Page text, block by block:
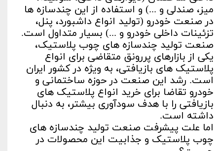
میز، صندلی و ...) و استفاده از این چندسازه ها
در صنعت خودرو (تولید انواع داشبورد، پنل،
تزئینات داخلی خودرو و ...) بسیار متداول است.
صنعت تولید چندسازه های چوب پلاستیک،
یکی از بازارهای پررونق متقاضی برای انواع
پلاستیک های بازیافتی، به ویژه در کشور ایران
است. رشد این صنعت در حوزه ساختمانی و
خودرو تقاضا برای خرید انواع پلاستیک های
بازیافتی را با هدف سودآوری بیشتر، به دنبال
داشته است.
اما علت پیشرفت صنعت تولید چندسازه های
چوب پلاستیک و جذابیت این محصولات در